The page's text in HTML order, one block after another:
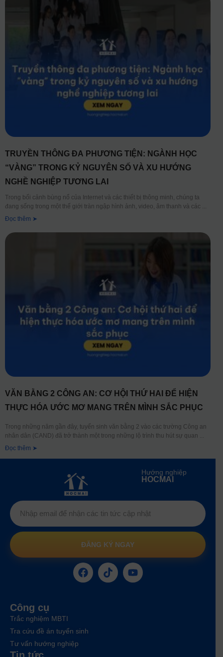
TRUYỀN THÔNG ĐA PHƯƠNG TIỆN: NGÀNH HỌC
“VÀNG” TRONG KỶ NGUYÊN SỐ VÀ XU HƯỚNG
NGHỀ NGHIỆP TƯƠNG LAI
Trong bối cảnh bùng nổ của Internet và các thiết bị thông minh, chúng ta
đang sống trong một thế giới tràn ngập hình ảnh, video, âm thanh và các
Đọc thêm ➤
VĂN BẰNG 2 CÔNG AN: CƠ HỘI THỨ HAI ĐỂ HIỆN
THỰC HÓA ƯỚC MƠ MANG TRÊN MÌNH SẮC PHỤC
Trong những năm gần đây, tuyển sinh văn bằng 2 vào các trường Công an
nhân dân (CAND) đã trở thành một trong những lộ trình thu hút sự quan
Đọc thêm ➤
Hướng nghiệp
HOCMAI
ĐĂNG KÝ NGAY
Công cụ
Trắc nghiệm MBTI
Tra cứu đề án tuyển sinh
Tư vấn hướng nghiệp
Tin tức